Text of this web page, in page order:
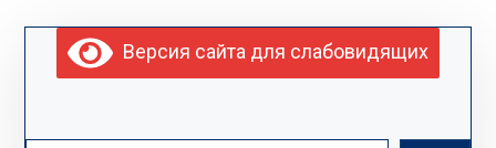
Версия сайта для слабовидящих